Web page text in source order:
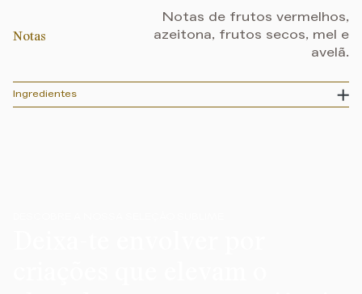
Notas
Notas de frutos vermelhos,
azeitona, frutos secos, mel e
avelã.
Ingredientes